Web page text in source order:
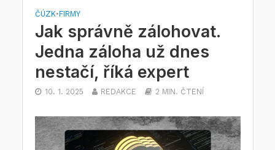
ČÚZK•FIRMY
Jak správně zálohovat.
Jedna záloha už dnes
nestačí, říká expert
10. 1. 2025 REDAKCE 2 MIN. ČTENÍ